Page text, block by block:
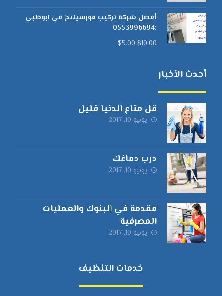
أفضل شركة تركيب فورسيلنج في ابوظبي
:0553996694
$10.00
$5.00
أحدث الأخبار
قل متاع الدنيا قليل
يونيو 10, 2017
درب دماغك
يونيو 10, 2017
مقدمة في البنوك والعمليات
المصرفية
يونيو 10, 2017
خدمات التنظيف